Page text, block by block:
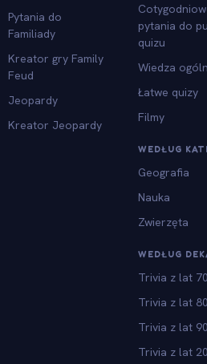
Pytania do
Familiady
Kreator gry Family
Feud
Jeopardy
Kreator Jeopardy
pytania do
quizu
Wiedza
Łatwe quizy
Filmy
WEDŁUG
Geografia
Nauka
Zwierzęta
WEDŁUG
Trivia z lat
Trivia z lat
Trivia z lat
Trivia z lat